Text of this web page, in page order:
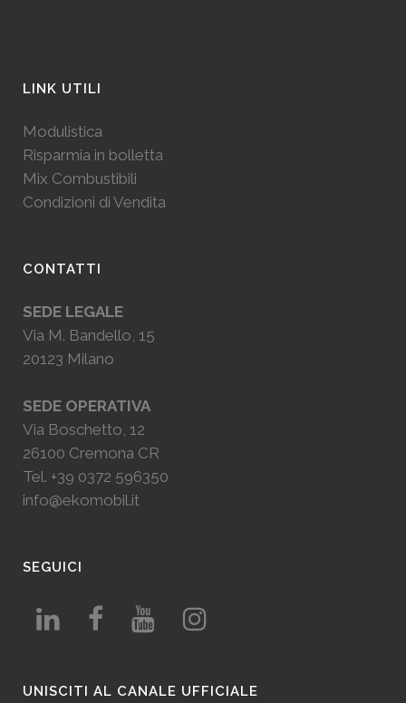
LINK UTILI
Modulistica
Risparmia in bolletta
Mix Combustibili
Condizioni di Vendita
CONTATTI
SEDE LEGALE
Via M. Bandello, 15
20123 Milano
SEDE OPERATIVA
Via Boschetto, 12
26100 Cremona CR
Tel. +39 0372 596350
info@ekomobil.it
SEGUICI
UNISCITI AL CANALE UFFICIALE